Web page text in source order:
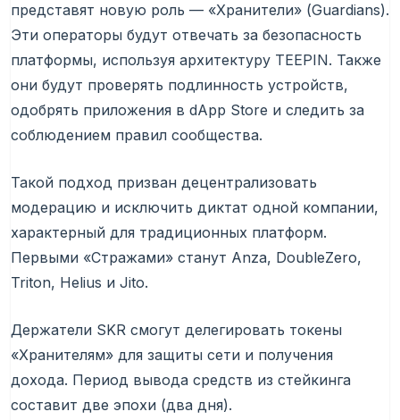
представят новую роль — «Хранители» (Guardians).
Эти операторы будут отвечать за безопасность
платформы, используя архитектуру TEEPIN. Также
они будут проверять подлинность устройств,
одобрять приложения в dApp Store и следить за
соблюдением правил сообщества.
Такой подход призван децентрализовать
модерацию и исключить диктат одной компании,
характерный для традиционных платформ.
Первыми «Стражами» станут Anza, DoubleZero,
Triton, Helius и Jito.
Держатели SKR смогут делегировать токены
«Хранителям» для защиты сети и получения
дохода. Период вывода средств из стейкинга
составит две эпохи (два дня).